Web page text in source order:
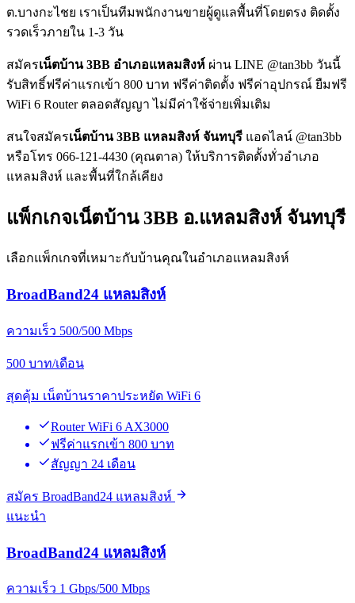
ต.บางกะไชย เราเป็นทีมพนักงานขายผู้ดูแลพื้นที่โดยตรง ติดตั้ง
รวดเร็วภายใน 1-3 วัน
สมัครเน็ตบ้าน 3BB อำเภอแหลมสิงห์ ผ่าน LINE @tan3bb วันนี้
รับสิทธิ์ฟรีค่าแรกเข้า 800 บาท ฟรีค่าติดตั้ง ฟรีค่าอุปกรณ์ ยืมฟรี
WiFi 6 Router ตลอดสัญญา ไม่มีค่าใช้จ่ายเพิ่มเติม
สนใจสมัครเน็ตบ้าน 3BB แหลมสิงห์ จันทบุรี แอดไลน์ @tan3bb
หรือโทร 066-121-4430 (คุณตาล) ให้บริการติดตั้งทั่วอำเภอ
แหลมสิงห์ และพื้นที่ใกล้เคียง
แพ็กเกจเน็ตบ้าน 3BB อ.แหลมสิงห์ จันทบุรี
เลือกแพ็กเกจที่เหมาะกับบ้านคุณในอำเภอแหลมสิงห์
BroadBand24 แหลมสิงห์
ความเร็ว 500/500 Mbps
500 บาท/เดือน
สุดคุ้ม เน็ตบ้านราคาประหยัด WiFi 6
Router WiFi 6 AX3000
ฟรีค่าแรกเข้า 800 บาท
สัญญา 24 เดือน
สมัคร BroadBand24 แหลมสิงห์
แนะนำ
BroadBand24 แหลมสิงห์
ความเร็ว 1 Gbps/500 Mbps